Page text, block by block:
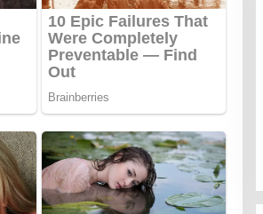
dari Vietnam